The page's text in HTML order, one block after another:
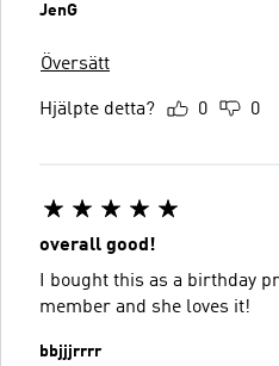
JenG
Översätt
Hjälpte detta? 0 0
overall good!
I bought this as a birthday
member and she loves it!
bbjjjrrrr